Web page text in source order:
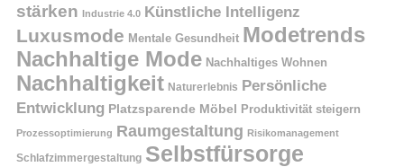
stärken Industrie 4.0 Künstliche Intelligenz
Luxusmode Mentale Gesundheit Modetrends
Nachhaltige Mode Nachhaltiges Wohnen
Nachhaltigkeit Naturerlebnis Persönliche
Entwicklung Platzsparende Möbel Produktivität steigern
Prozessoptimierung Raumgestaltung Risikomanagement
Schlafzimmergestaltung Selbstfürsorge